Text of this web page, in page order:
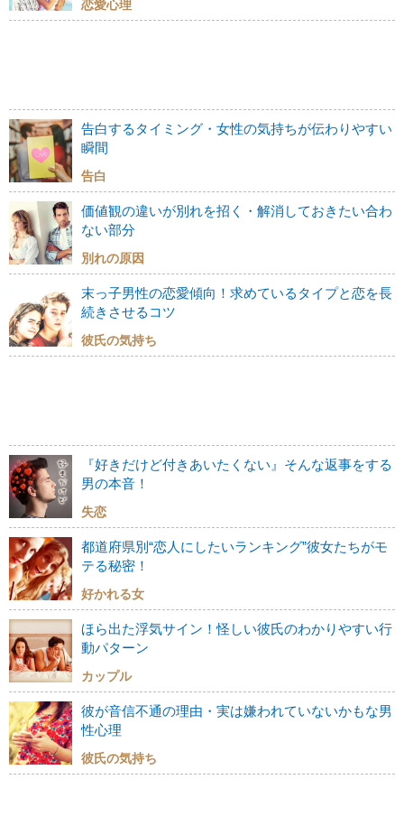
恋愛心理
告白するタイミング・女性の気持ちが伝わりやすい
瞬間
告白
価値観の違いが別れを招く・解消しておきたい合わ
ない部分
別れの原因
末っ子男性の恋愛傾向！求めているタイプと恋を長
続きさせるコツ
彼氏の気持ち
『好きだけど付きあいたくない』そんな返事をする
男の本音！
失恋
都道府県別“恋人にしたいランキング”彼女たちがモ
テる秘密！
好かれる女
ほら出た浮気サイン！怪しい彼氏のわかりやすい行
動パターン
カップル
彼が音信不通の理由・実は嫌われていないかもな男
性心理
彼氏の気持ち